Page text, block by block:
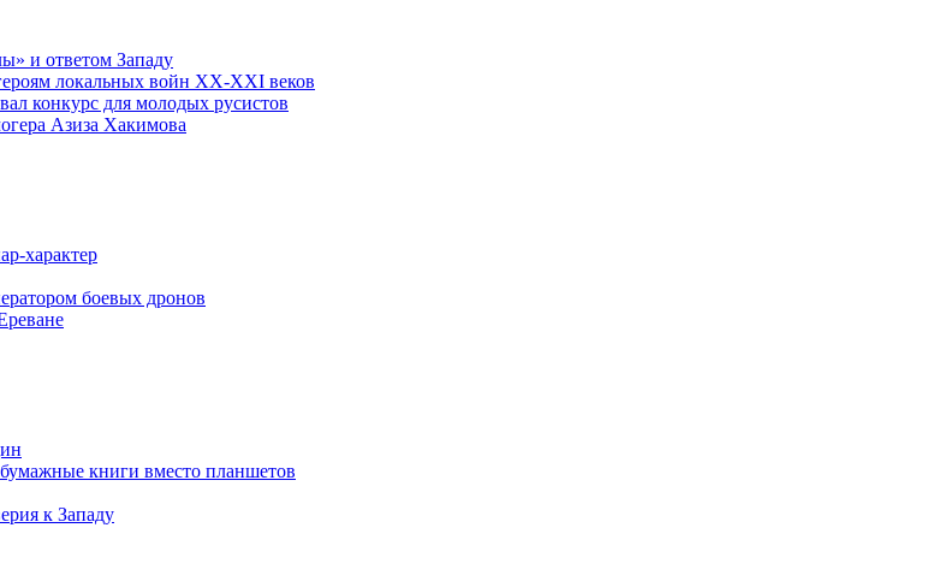
и ответом Западу
локальных войн XX-XXI веков
конкурс для молодых русистов
Азиза Хакимова
характер
боевых дронов
книги вместо планшетов
к Западу